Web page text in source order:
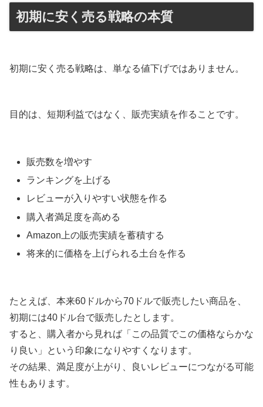
初期に安く売る戦略の本質
初期に安く売る戦略は、単なる値下げではありません。
目的は、短期利益ではなく、販売実績を作ることです。
販売数を増やす
ランキングを上げる
レビューが入りやすい状態を作る
購入者満足度を高める
Amazon上の販売実績を蓄積する
将来的に価格を上げられる土台を作る
たとえば、本来60ドルから70ドルで販売したい商品を、
初期には40ドル台で販売したとします。
すると、購入者から見れば「この品質でこの価格ならかな
り良い」という印象になりやすくなります。
その結果、満足度が上がり、良いレビューにつながる可能
性もあります。